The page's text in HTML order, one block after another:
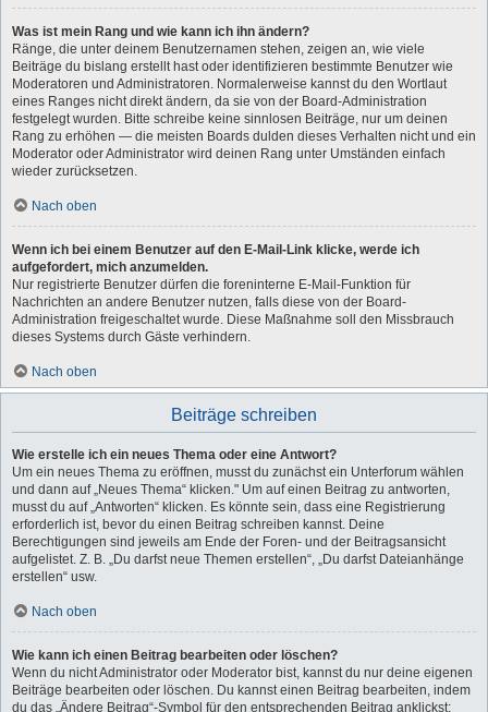
Was ist mein Rang und wie kann ich ihn ändern?
Ränge, die unter deinem Benutzernamen stehen, zeigen an, wie viele
Beiträge du bislang erstellt hast oder identifizieren bestimmte Benutzer wie
Moderatoren und Administratoren. Normalerweise kannst du den Wortlaut
eines Ranges nicht direkt ändern, da sie von der Board-Administration
festgelegt wurden. Bitte schreibe keine sinnlosen Beiträge, nur um deinen
Rang zu erhöhen — die meisten Boards dulden dieses Verhalten nicht und ein
Moderator oder Administrator wird deinen Rang unter Umständen einfach
wieder zurücksetzen.
Nach oben
Wenn ich bei einem Benutzer auf den E-Mail-Link klicke, werde ich
aufgefordert, mich anzumelden.
Nur registrierte Benutzer dürfen die foreninterne E-Mail-Funktion für
Nachrichten an andere Benutzer nutzen, falls diese von der Board-
Administration freigeschaltet wurde. Diese Maßnahme soll den Missbrauch
dieses Systems durch Gäste verhindern.
Nach oben
Beiträge schreiben
Wie erstelle ich ein neues Thema oder eine Antwort?
Um ein neues Thema zu eröffnen, musst du zunächst ein Unterforum wählen
und dann auf „Neues Thema“ klicken." Um auf einen Beitrag zu antworten,
musst du auf „Antworten“ klicken. Es könnte sein, dass eine Registrierung
erforderlich ist, bevor du einen Beitrag schreiben kannst. Deine
Berechtigungen sind jeweils am Ende der Foren- und der Beitragsansicht
aufgelistet. Z. B. „Du darfst neue Themen erstellen“, „Du darfst Dateianhänge
erstellen“ usw.
Nach oben
Wie kann ich einen Beitrag bearbeiten oder löschen?
Wenn du nicht Administrator oder Moderator bist, kannst du nur deine eigenen
Beiträge bearbeiten oder löschen. Du kannst einen Beitrag bearbeiten, indem
du das „Ändere Beitrag“-Symbol für den entsprechenden Beitrag anklickst;